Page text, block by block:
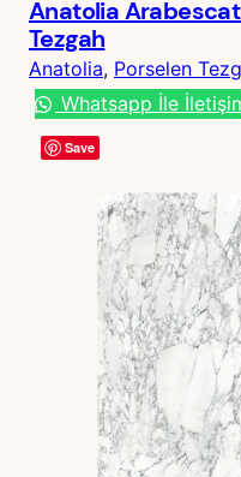
Anatolia
Tezgah
Anatolia, Porselen
Whatsapp İle
Save